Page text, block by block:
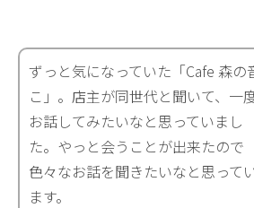
ずっと気になっていた「Cafe 森の
こ」。店主が同世代と聞いて、一
お話してみたいなと思っていまし
た。やっと会うことが出来たので
色々なお話を聞きたいなと思って
ます。